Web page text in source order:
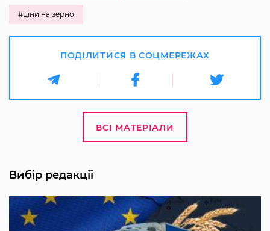
#ціни на зерно
ПОДІЛИТИСЯ В СОЦМЕРЕЖАХ
ВСІ МАТЕРІАЛИ
Вибір редакції